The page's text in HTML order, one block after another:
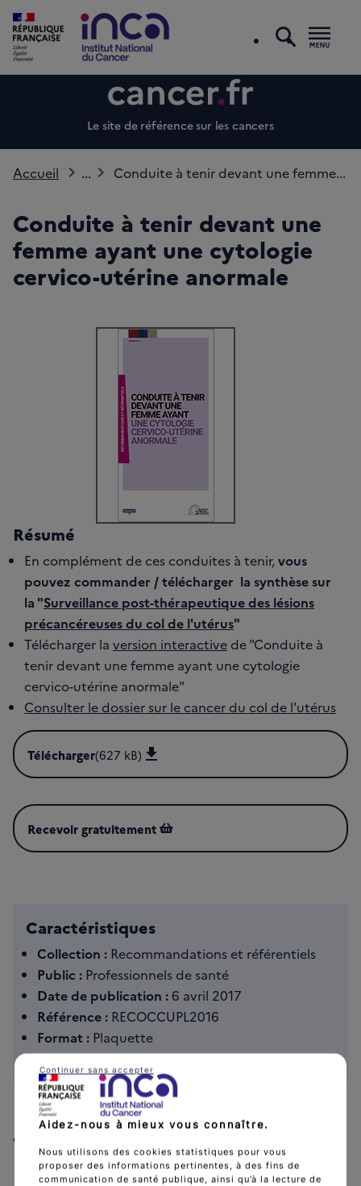
Le site de référence sur les cancers
Accueil ... Conduite à tenir devant une femme...
Conduite à tenir devant une
femme ayant une cytologie
cervico-utérine anormale
Résumé
En complément de ces conduites à tenir,vous
pouvez commander / télécharger la synthèse sur
la "Surveillance post-thérapeutique des lésions
précancéreuses du col de l'utérus"
Télécharger la version interactive de "Conduite à
tenir devant une femme ayant une cytologie
cervico-utérine anormale"
Consulter le dossier sur le cancer du col de l'utérus
Télécharger(627 kB)
Télécharger Conduite à tenir devant une femme ayant
Recevoir gratuitement
Caractéristiques
Collection : Recommandations et référentiels
Public : Professionnels de santé
Date de publication :6 avril 2017
Référence : RECOCCUPL2016
Format : Plaquette
Langue :Français
Voir aussi
Aidez-nous à mieux vous connaître.
Nous utilisons des cookies statistiques pour vous
proposer des informations pertinentes, à des fins de
communication de santé publique, ainsi qu’à la lecture de
Continuer sans accepter